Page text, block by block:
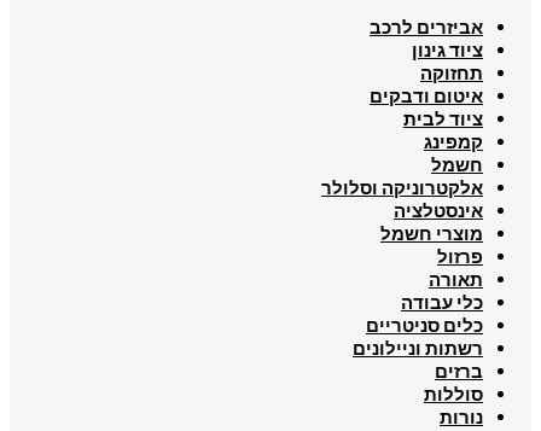
אביזרים לרכב
ציוד גינון
תחזוקה
איטום ודבקים
ציוד לבית
קמפינג
חשמל
אלקטרוניקה וסלולר
אינסטלציה
מוצרי חשמל
פרזול
תאורה
כלי עבודה
כלים סניטריים
רשתות וניילונים
ברזים
סוללות
נורות